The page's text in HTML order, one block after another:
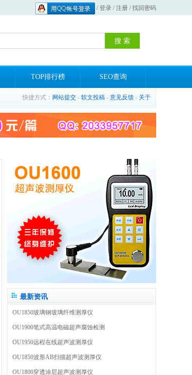
/登录 /注册 /找回密码
TOP排行榜 SEO查询
快捷方式： 网站提交 - 软文投稿 - 意见反馈 - 关于
最新资讯
OU1850玻璃钢玻璃纤维测厚仪
OU1900笔式高温电磁超声腐蚀检测
OU1950远程在线超声波测厚仪
OU1850波形AB扫描超声波测厚仪
OU1800穿透涂层超声波测厚仪